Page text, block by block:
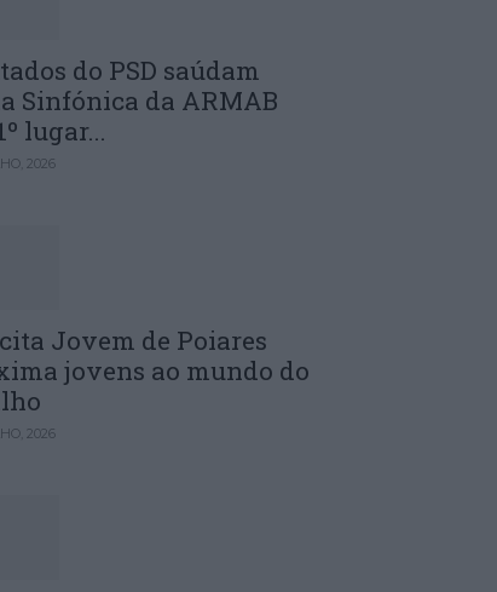
do PSD saúdam
Sinfónica da ARMAB
lugar...
2026
Jovem de Poiares
jovens ao mundo do
2026